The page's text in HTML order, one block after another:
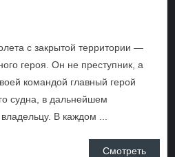
с закрытой территории —
героя. Он не преступник, а
командой главный герой
судна, в дальнейшем
В каждом ...
Смотреть